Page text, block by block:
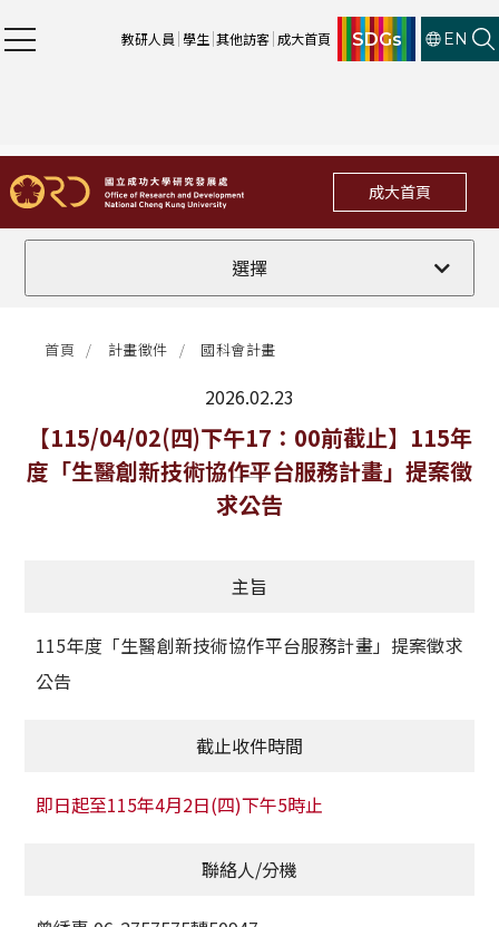
教研人員 學生 其他訪客 成大首頁 SDGs EN
成大首頁
選擇
全部
法規修訂
補助獎項
活動訊息
學術榮譽
活動花絮
首頁 計畫徵件 國科會計畫
2026.02.23
最新消息
【115/04/02(四)下午17：00前截止】115年
度「生醫創新技術協作平台服務計畫」提案徵
求公告
主旨
115年度「生醫創新技術協作平台服務計畫」提案徵求
公告
截止收件時間
即日起至115年4月2日(四)下午5時止
聯絡人/分機